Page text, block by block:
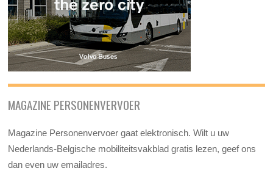
MAGAZINE PERSONENVERVOER
Magazine Personenvervoer gaat elektronisch. Wilt u uw
Nederlands-Belgische mobiliteitsvakblad gratis lezen, geef ons
dan even uw emailadres.